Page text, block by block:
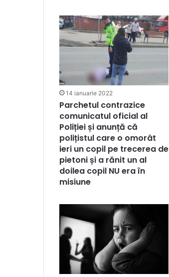
14 ianuarie 2022
Parchetul contrazice
comunicatul oficial al
Poliției și anunță că
polițistul care o omorât
ieri un copil pe trecerea de
pietoni și a rănit un al
doilea copil NU era în
misiune